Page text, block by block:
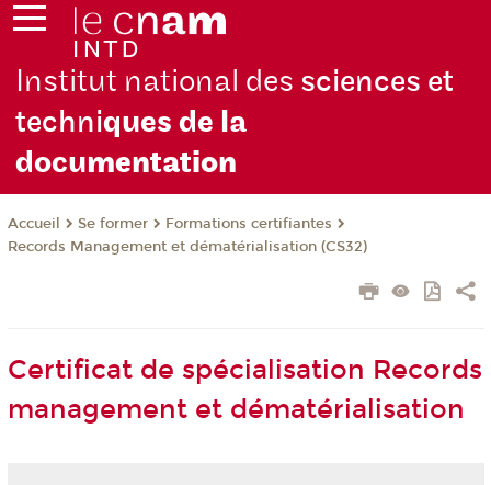
Institut national des sciences et
techniques de la
documentation
Accueil Se former
Formations certifiantes
Records Management et dématérialisation (CS32)
Certificat de spécialisation Records
management et dématérialisation